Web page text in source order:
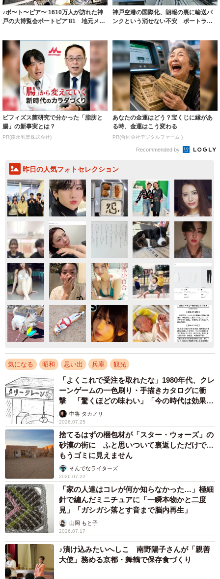
♪ポ〜ト〜ピア〜 1610万人が訪れた神
戸の大博覧会ポートピア'81 地元メデ
神戸空港の国際化、朗報の裏に輸送パ
ンクという消せない不安 ポートライ
ビフィズス菌研究で分かった「脂肪と
腸」の新事実とは？
PR(森永乳業株式会社)
あなたの金運はどう？宝くじに縁があ
る時、金運はこう変わる
PR(合同会社デジタルファーム )
Recommended by
昨日の人気フォトセレクション
気になる 昭和 思い出 兵庫 観光
「よくこれで受注を取れたな」1980年代、クレ
ーンゲームの一色刷り・手描きカタログに衝
撃 「驚くほどの味わい」「今の時代は効果あ
りそう」
中将 タカノリ
2026.07.25
捨てるはずの梱包材が「スター・ウォーズ」の
砂漠の街に ふと思いついて裏返しただけで…
もうゴミに見えません
そんでなライターズ
2026.07.22
「家の人達はコレが何か知らなかった…」極細
針で編んだミニチュアに「一瞬本物かと二度
見」「ガシガシ落とす音まで脳内再生」
山岡 もと子
2026.07.17
♪漬け込みたいへしこ 南野陽子さんが「親善
大使」務める京都・舞鶴で保存食づくり